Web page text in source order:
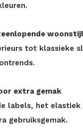
tot klassieke
extra gemak
labels, het
gebruiksgemak.